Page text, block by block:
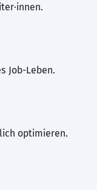
Job-Leben.
optimieren.